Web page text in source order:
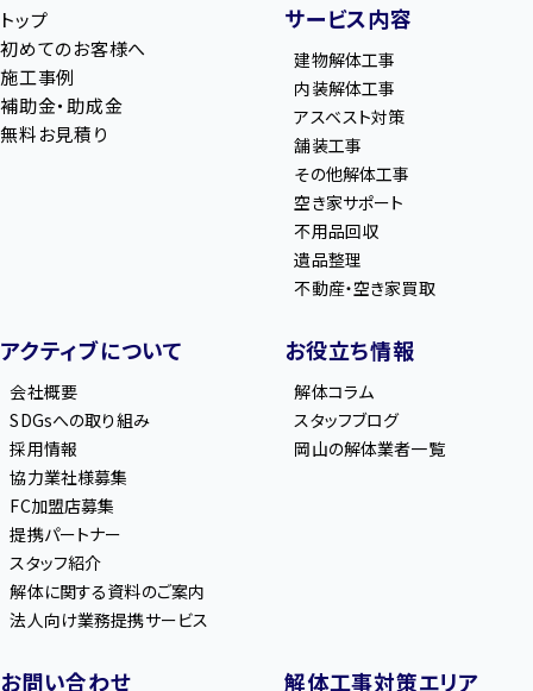
トップ
初めてのお客様へ
施工事例
補助金・助成金
無料お見積り
サービス内容
建物解体工事
内装解体工事
アスベスト対策
舗装工事
その他解体工事
空き家サポート
不用品回収
遺品整理
不動産・空き家買取
アクティブについて
会社概要
SDGsへの取り組み
採用情報
協力業社様募集
FC加盟店募集
提携パートナー
スタッフ紹介
解体に関する資料のご案内
法人向け業務提携サービス
お役立ち情報
解体コラム
スタッフブログ
岡山の解体業者一覧
お問い合わせ 解体工事対策エリア